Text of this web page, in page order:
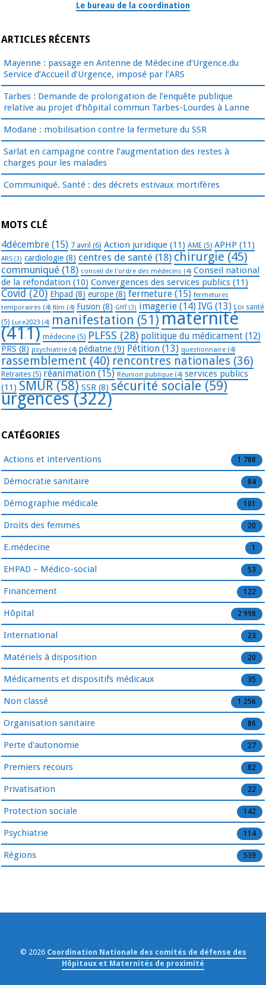
Le bureau de la coordination
ARTICLES RÉCENTS
Mayenne : passage en Antenne de Médecine d’Urgence.du
Service d’Accueil d’Urgence, imposé par l’ARS
Tarbes : Demande de prolongation de l’enquête publique
relative au projet d’hôpital commun Tarbes-Lourdes à Lanne
Modane : mobilisation contre la fermeture du SSR
Sarlat en campagne contre l’augmentation des restes à
charges pour les malades
Communiqué. Santé : des décrets estivaux mortifères
MOTS CLÉ
4décembre (15) 7 avril (6) Action juridique (11) AME (5) APHP (11)
ARS (3) cardiologie (8) centres de santé (18) chirurgie (45)
communiqué (18) conseil de l'ordre des médecins (4) Conseil national
de la refondation (10) Convergences des services publics (11)
Covid (20) Ehpad (8) europe (8) fermeture (15) fermetures
temporaires (4) film (4) Fusion (8) GHT(3) imagerie (14) IVG (13) Loi santé
(5) Lure2023 (4) manifestation (51) maternité
(411) médecine (5) PLFSS (28) politique du médicament (12)
PRS (8) psychiatrie (4) pédiatrie (9) Pétition (13) questionnaire (4)
rassemblement (40) rencontres nationales (36)
Retraites (5) réanimation (15) Réunion publique (4) services publics
(11) SMUR (58) SSR (8) sécurité sociale (59)
urgences(322)
CATÉGORIES
Actions et interventions 1 788
Démocratie sanitaire 84
Démographie médicale 101
Droits des femmes 20
E.médecine 1
EHPAD – Médico-social 53
Financement 122
Hôpital 2 998
International 23
Matériels à disposition 20
Médicaments et dispositifs médicaux 35
Non classé 1 256
Organisation sanitaire 86
Perte d'autonomie 27
Premiers recours 82
Privatisation 22
Protection sociale 142
Psychiatrie 114
Régions 539
© 2026 Coordination Nationale des comités de défense des
Hôpitaux et Maternités de proximité